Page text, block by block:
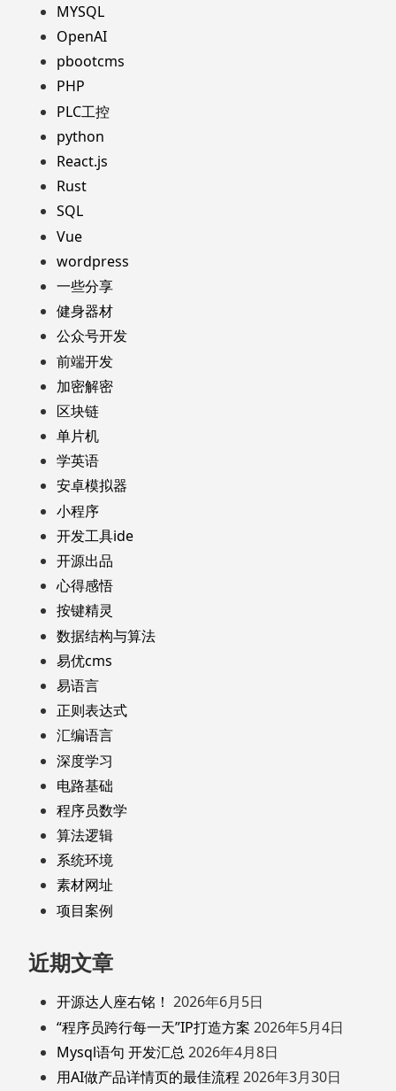
MYSQL
OpenAI
pbootcms
PHP
PLC工控
python
React.js
Rust
SQL
Vue
wordpress
一些分享
健身器材
公众号开发
前端开发
加密解密
区块链
单片机
学英语
安卓模拟器
小程序
开发工具ide
开源出品
心得感悟
按键精灵
数据结构与算法
易优cms
易语言
正则表达式
汇编语言
深度学习
电路基础
程序员数学
算法逻辑
系统环境
素材网址
项目案例
近期文章
开源达人座右铭！ 2026年6月5日
“程序员跨行每一天”IP打造方案 2026年5月4日
Mysql语句 开发汇总 2026年4月8日
用AI做产品详情页的最佳流程 2026年3月30日